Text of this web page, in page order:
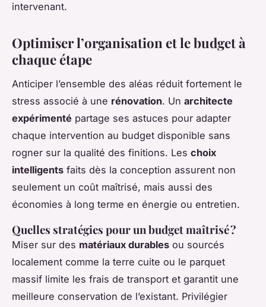
intervenant.
Optimiser l’organisation et le budget à
chaque étape
Anticiper l’ensemble des aléas réduit fortement le
stress associé à une rénovation. Un architecte
expérimenté partage ses astuces pour adapter
chaque intervention au budget disponible sans
rogner sur la qualité des finitions. Les choix
intelligents faits dès la conception assurent non
seulement un coût maîtrisé, mais aussi des
économies à long terme en énergie ou entretien.
Quelles stratégies pour un budget maîtrisé ?
Miser sur des matériaux durables ou sourcés
localement comme la terre cuite ou le parquet
massif limite les frais de transport et garantit une
meilleure conservation de l’existant. Privilégier